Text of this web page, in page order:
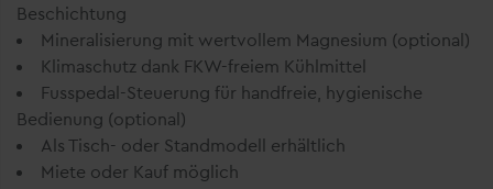
Beschichtung
Mineralisierung mit wertvollem Magnesium (optional)
Klimaschutz dank FKW-freiem Kühlmittel
Fusspedal-Steuerung für handfreie, hygienische
Bedienung (optional)
Als Tisch- oder Standmodell erhältlich
Miete oder Kauf möglich